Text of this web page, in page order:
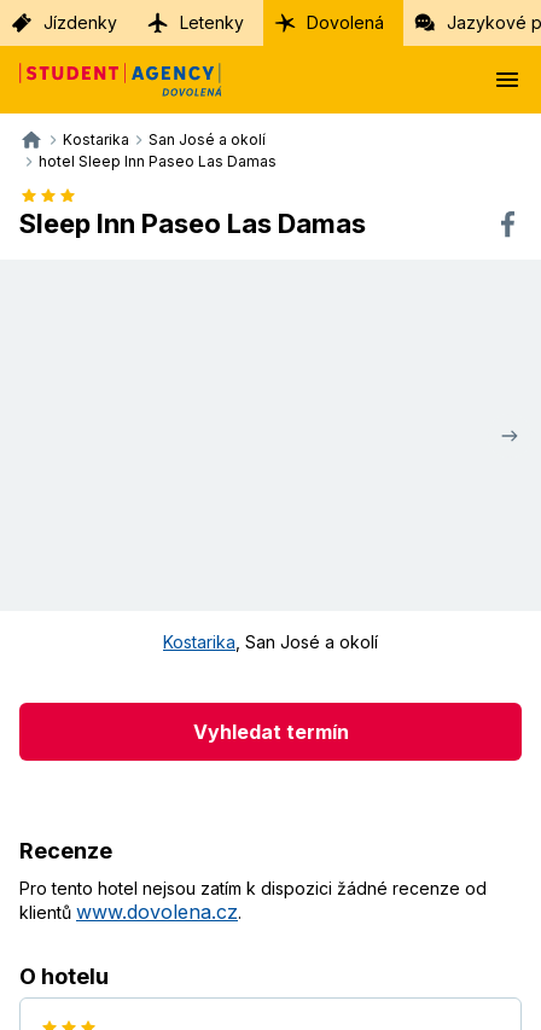
Jízdenky Letenky Dovolená Jazykové
Kostarika
San José a okolí
hotel Sleep Inn Paseo Las Damas
Sleep Inn Paseo Las Damas
Kostarika San José a okolí
Vyhledat termín
Recenze
Pro tento hotel nejsou zatím k dispozici žádné recenze od
klientů www.dovolena.cz.
O hotelu